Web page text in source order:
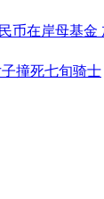
币在岸母基金
撞死七旬骑士